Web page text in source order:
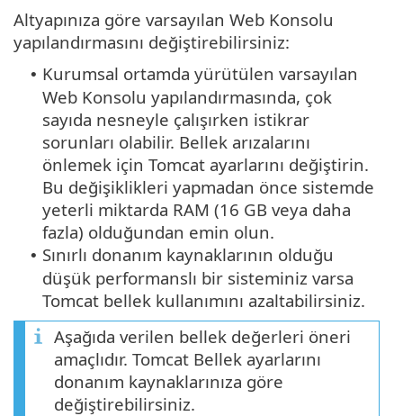
Altyapınıza göre varsayılan Web Konsolu
yapılandırmasını değiştirebilirsiniz:
• Kurumsal ortamda yürütülen varsayılan
Web Konsolu yapılandırmasında, çok
sayıda nesneyle çalışırken istikrar
sorunları olabilir. Bellek arızalarını
önlemek için Tomcat ayarlarını değiştirin.
Bu değişiklikleri yapmadan önce sistemde
yeterli miktarda RAM (16 GB veya daha
fazla) olduğundan emin olun.
• Sınırlı donanım kaynaklarının olduğu
düşük performanslı bir sisteminiz varsa
Tomcat bellek kullanımını azaltabilirsiniz.
Aşağıda verilen bellek değerleri öneri
amaçlıdır. Tomcat Bellek ayarlarını
donanım kaynaklarınıza göre
değiştirebilirsiniz.